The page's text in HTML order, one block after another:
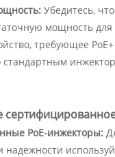
Убедитесь,
мощность для
требующее PoE+
стандартным
PoE-инжекторы:
надежности